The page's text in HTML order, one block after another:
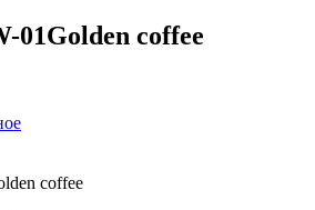
01Golden coffee
coffee